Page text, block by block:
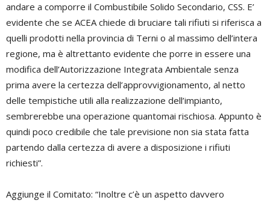
andare a comporre il Combustibile Solido Secondario, CSS. E’
evidente che se ACEA chiede di bruciare tali rifiuti si riferisca a
quelli prodotti nella provincia di Terni o al massimo dell’intera
regione, ma è altrettanto evidente che porre in essere una
modifica dell’Autorizzazione Integrata Ambientale senza
prima avere la certezza dell’approvvigionamento, al netto
delle tempistiche utili alla realizzazione dell’impianto,
sembrerebbe una operazione quantomai rischiosa. Appunto è
quindi poco credibile che tale previsione non sia stata fatta
partendo dalla certezza di avere a disposizione i rifiuti
richiesti”.
Aggiunge il Comitato: “Inoltre c’è un aspetto davvero